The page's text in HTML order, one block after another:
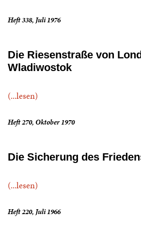
Heft 338, Juli 1976
Die Riesenstraße von
Wladiwostok
(...lesen)
Heft 270, Oktober 1970
Die Sicherung des
(...lesen)
Heft 220, Juli 1966